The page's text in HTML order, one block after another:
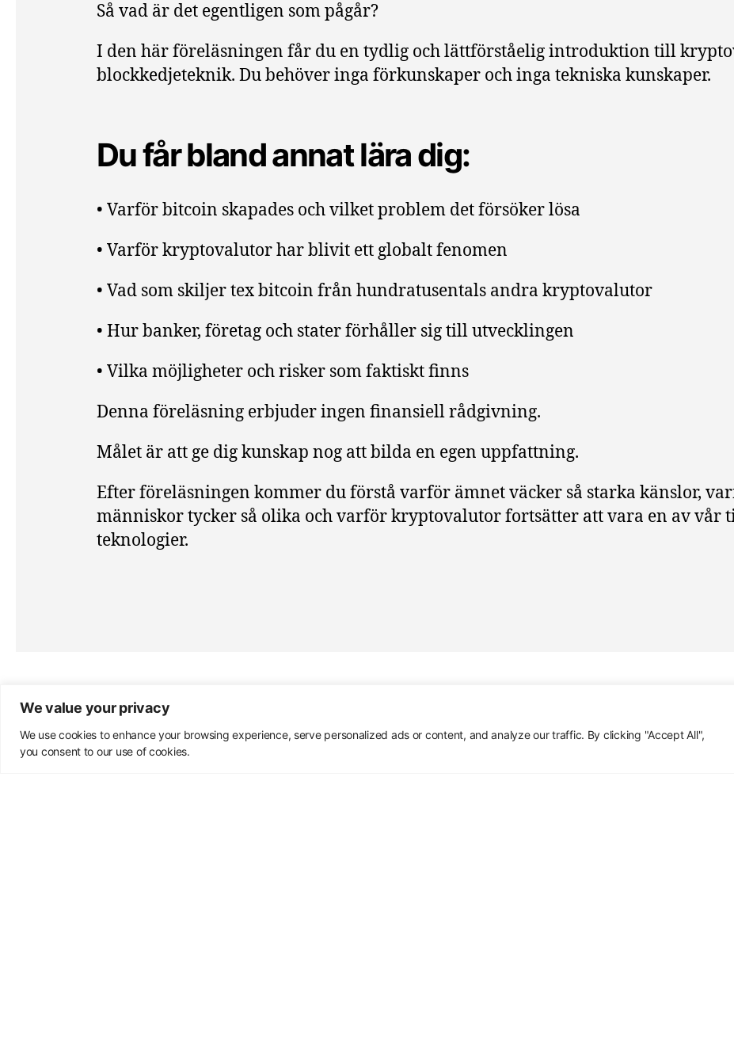
We value your privacy
We use cookies to enhance your browsing experience, serve personalized ads or content, and analyze our traffic. By clicking "Accept All",
you consent to our use of cookies.
Så vad är det egentligen som pågår?
I den här föreläsningen får du en tydlig och lättförståelig introduktion till
blockkedjeteknik. Du behöver inga förkunskaper och inga tekniska kunskaper.
Du får bland annat lära dig:
• Varför bitcoin skapades och vilket problem det försöker lösa
• Varför kryptovalutor har blivit ett globalt fenomen
• Vad som skiljer tex bitcoin från hundratusentals andra kryptovalutor
• Hur banker, företag och stater förhåller sig till utvecklingen
• Vilka möjligheter och risker som faktiskt finns
Denna föreläsning erbjuder ingen finansiell rådgivning.
Målet är att ge dig kunskap nog att bilda en egen uppfattning.
Efter föreläsningen kommer du förstå varför ämnet väcker så starka känslor,
människor tycker så olika och varför kryptovalutor fortsätter att vara en av vår
teknologier.
Vad